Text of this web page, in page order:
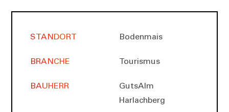
STANDORT Bodenmais
BRANCHE Tourismus
BAUHERR
GutsAlm
Harlachberg